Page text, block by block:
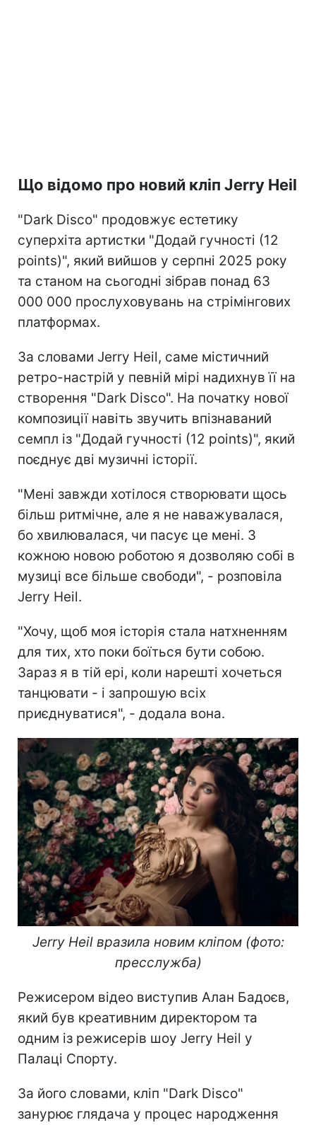
Що відомо про новий кліп Jerry Heil
"Dark Disco" продовжує естетику
суперхіта артистки "Додай гучності (12
points)", який вийшов у серпні 2025 року
та станом на сьогодні зібрав понад 63
000 000 прослуховувань на стрімінгових
платформах.
За словами Jerry Heil, саме містичний
ретро-настрій у певній мірі надихнув її на
створення "Dark Disco". На початку нової
композиції навіть звучить впізнаваний
семпл із "Додай гучності (12 points)", який
поєднує дві музичні історії.
"Мені завжди хотілося створювати щось
більш ритмічне, але я не наважувалася,
бо хвилювалася, чи пасує це мені. З
кожною новою роботою я дозволяю собі в
музиці все більше свободи", - розповіла
Jerry Heil.
"Хочу, щоб моя історія стала натхненням
для тих, хто поки боїться бути собою.
Зараз я в тій ері, коли нарешті хочеться
танцювати - і запрошую всіх
приєднуватися", - додала вона.
Jerry Heil вразила новим кліпом (фото:
пресслужба)
Режисером відео виступив Алан Бадоєв,
який був креативним директором та
одним із режисерів шоу Jerry Heil у
Палаці Спорту.
За його словами, кліп "Dark Disco"
занурює глядача у процес народження